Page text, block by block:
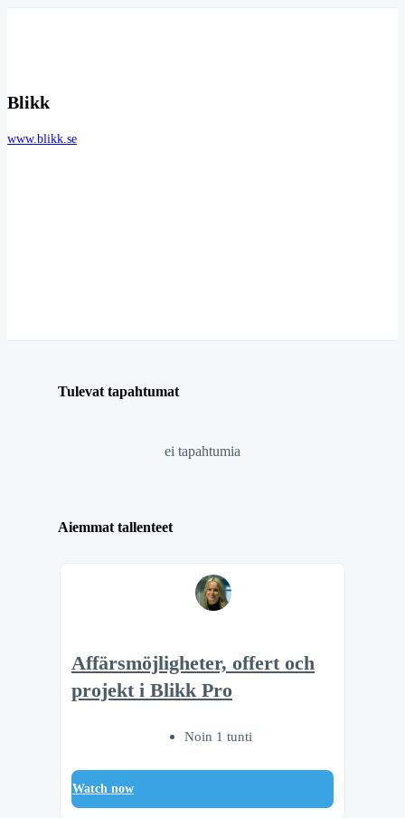
Blikk
www.blikk.se
Tulevat tapahtumat
ei tapahtumia
Aiemmat tallenteet
Affärsmöjligheter, offert och
projekt i Blikk Pro
Noin 1 tunti
Watch now